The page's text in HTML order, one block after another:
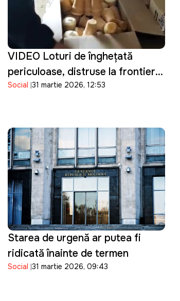
VIDEO Loturi de înghețată
periculoase, distruse la frontieră:
ANSA a depistat bacterii în
Social 31 martie 2026, 12:53
Starea de urgență ar putea fi
ridicată înainte de termen
Social 31 martie 2026, 09:43